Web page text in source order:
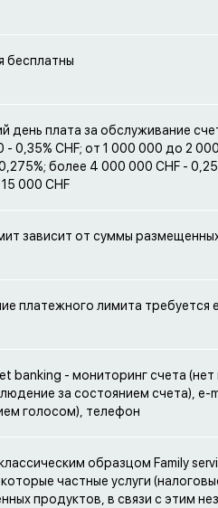
бесплатны
день плата за обслуживание
- 0,35% CHF; от 1 000 000 до 2
более 4 000 000 CHF -
000 CHF
зависит от суммы
платежного лимита требуется
banking - мониторинг счета
за состоянием счета),
голосом), телефон
образцом Family
частные услуги
продуктов, в связи с этим